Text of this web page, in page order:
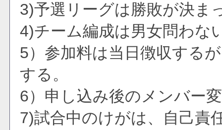
3)予選リーグは勝敗が決ま
4)チーム編成は男女問わな
5）参加料は当日徴収する
する。
6）申し込み後のメンバー
7)試合中のけがは、自己責